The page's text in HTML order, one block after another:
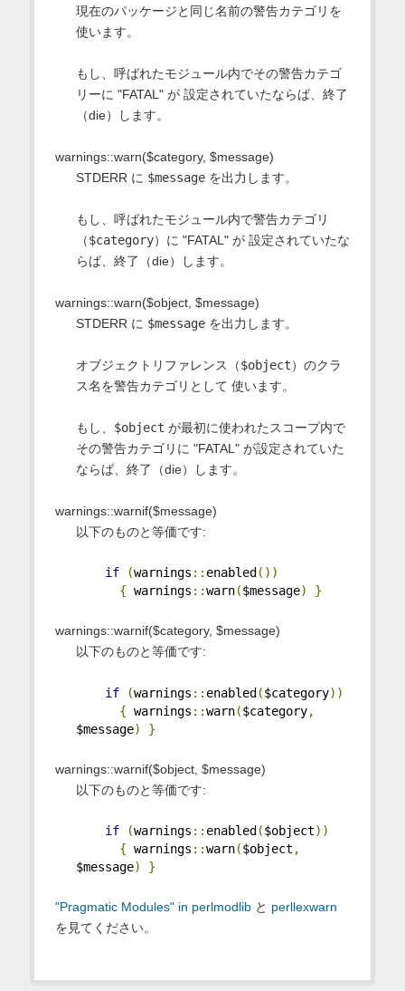
現在のパッケージと同じ名前の警告カテゴリを
使います。
もし、呼ばれたモジュール内でその警告カテゴ
リーに "FATAL" が 設定されていたならば、終了
（die）します。
warnings::warn($category, $message)
STDERR に $messageを出力します。
もし、呼ばれたモジュール内で警告カテゴリ
（$category）に "FATAL" が 設定されていたな
らば、終了（die）します。
warnings::warn($object, $message)
STDERR に $messageを出力します。
オブジェクトリファレンス（$object）のクラ
ス名を警告カテゴリとして 使います。
もし、 $object が最初に使われたスコープ内で
その警告カテゴリに "FATAL" が設定されていた
ならば、終了（die）します。
warnings::warnif($message)
以下のものと等価です:
if (warnings :: enabled ())
{ warnings ::warn($message) }
warnings::warnif($category, $message)
以下のものと等価です:
if (warnings :: enabled($category))
{ warnings ::warn($category,
$message) }
warnings::warnif($object, $message)
以下のものと等価です:
if (warnings :: enabled($object))
{ warnings ::warn($object ,
$message) }
"Pragmatic Modules" in perlmodlibと perllexwarn
を見てください。